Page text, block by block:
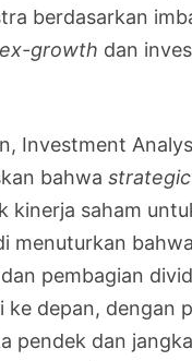
berdasarkan
ex-growth dan
Investment
bahwa
kinerja saham
menuturkan
pembagian
depan, dengan
pendek dan